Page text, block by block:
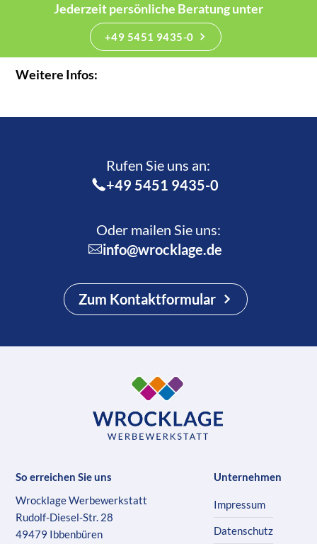
Jederzeit persönliche Beratung unter
+49 5451 9435-0
Weitere Infos:
Rufen Sie uns an:­
+49 5451 9435-0
Oder mailen Sie uns:
info@wrocklage.de
Zum Kontaktformular
So erreichen Sie uns
Wrocklage Werbewerkstatt
Rudolf-Diesel-Str. 28
49479 Ibbenbüren
Unternehmen
Impressum
Datenschutz